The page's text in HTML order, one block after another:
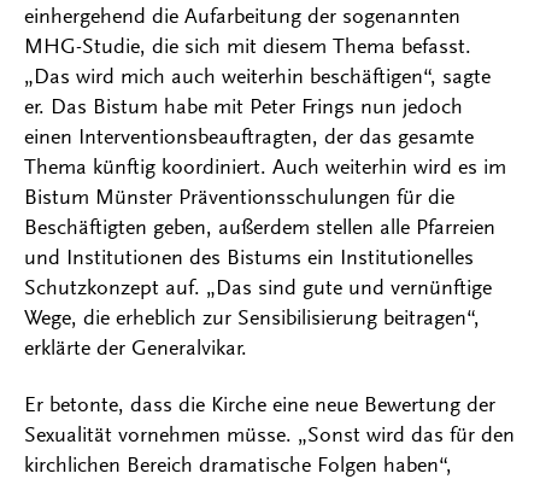
einhergehend die Aufarbeitung der sogenannten
MHG-Studie, die sich mit diesem Thema befasst.
„Das wird mich auch weiterhin beschäftigen“, sagte
er. Das Bistum habe mit Peter Frings nun jedoch
einen Interventionsbeauftragten, der das gesamte
Thema künftig koordiniert. Auch weiterhin wird es im
Bistum Münster Präventionsschulungen für die
Beschäftigten geben, außerdem stellen alle Pfarreien
und Institutionen des Bistums ein Institutionelles
Schutzkonzept auf. „Das sind gute und vernünftige
Wege, die erheblich zur Sensibilisierung beitragen“,
erklärte der Generalvikar.
Er betonte, dass die Kirche eine neue Bewertung der
Sexualität vornehmen müsse. „Sonst wird das für den
kirchlichen Bereich dramatische Folgen haben“,